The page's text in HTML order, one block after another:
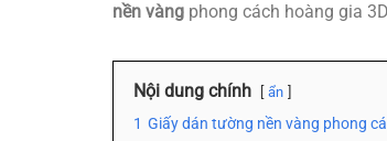
nền vàng phong cách hoàng gia
Nội dung chính ẩn
1 Giấy dán tường nền vàng phong